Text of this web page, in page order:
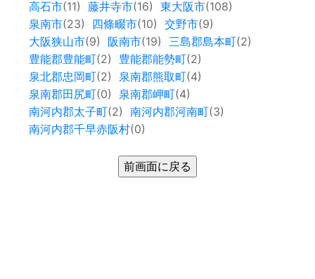
高石市(11) 藤井寺市(16) 東大阪市(108)
泉南市(23) 四條畷市(10) 交野市(9)
大阪狭山市(9) 阪南市(19) 三島郡島本町(2)
豊能郡豊能町(2) 豊能郡能勢町(2)
泉北郡忠岡町(2) 泉南郡熊取町(4)
泉南郡田尻町(0) 泉南郡岬町(4)
南河内郡太子町(2) 南河内郡河南町(3)
南河内郡千早赤阪村(0)